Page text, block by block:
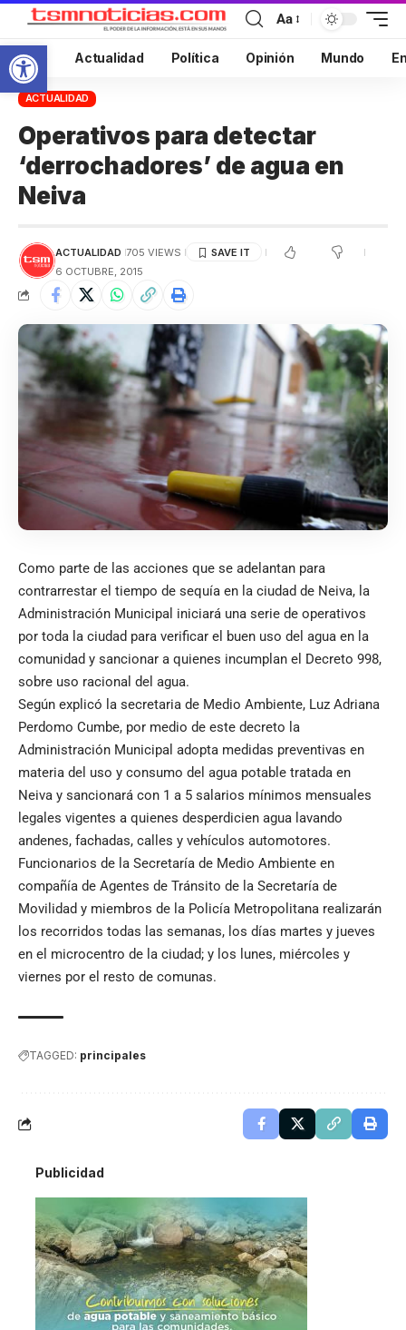
Abrir barra de herramientas
Aa
Inicio Actualidad Política Opinión Mundo
ACTUALIDAD
Operativos para detectar
‘derrochadores’ de agua en
Neiva
ACTUALIDAD 705 VIEWS
6 OCTUBRE, 2015
Como parte de las acciones que se adelantan para
contrarrestar el tiempo de sequía en la ciudad de Neiva, la
Administración Municipal iniciará una serie de operativos
por toda la ciudad para verificar el buen uso del agua en la
comunidad y sancionar a quienes incumplan el Decreto 998,
sobre uso racional del agua.
Según explicó la secretaria de Medio Ambiente, Luz Adriana
Perdomo Cumbe, por medio de este decreto la
Administración Municipal adopta medidas preventivas en
materia del uso y consumo del agua potable tratada en
Neiva y sancionará con 1 a 5 salarios mínimos mensuales
legales vigentes a quienes desperdicien agua lavando
andenes, fachadas, calles y vehículos automotores.
Funcionarios de la Secretaría de Medio Ambiente en
compañía de Agentes de Tránsito de la Secretaría de
Movilidad y miembros de la Policía Metropolitana realizarán
los recorridos todas las semanas, los días martes y jueves
en el microcentro de la ciudad; y los lunes, miércoles y
viernes por el resto de comunas.
TAGGED: principales
Publicidad